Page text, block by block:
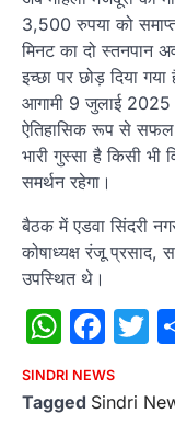
3,500 रुपया को
मिनट का दो स्तनपान
इच्छा पर छोड़ दिया
आगामी 9 जुलाई
ऐतिहासिक रूप से सफल
भारी गुस्सा है किसी भी
समर्थन रहेगा।
बैठक में एडवा सिंदरी
कोषाध्यक्ष रंजू प्रसाद,
उपस्थित थे।
SINDRI NEWS
Tagged Sindri